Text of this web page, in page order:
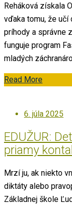
Reháková získala
vďaka tomu, že
príhody a správne
funguje program
mladých
Read More
Posted
6. júla 2025
EDUŽUR:
priamy
Mrzí ju, ak niekto
diktáty alebo
Základnej škole